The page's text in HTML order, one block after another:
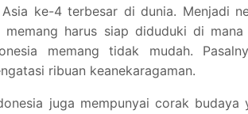
ke-4 terbesar di dunia. Menjadi
harus siap diduduki di
memang tidak mudah.
ribuan keanekaragaman.
juga mempunyai corak budaya